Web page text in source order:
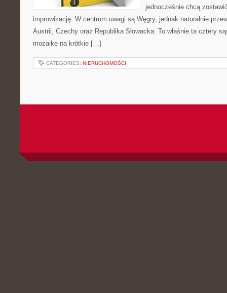
jednocześnie chcą
improwizację. W centrum uwagi są Węgry, jednak naturalnie
Austrii, Czechy oraz Republika Słowacka. To właśnie ta cztery
mozaikę na krótkie […]
CATEGORIES: NIERUCHOMOŚCI